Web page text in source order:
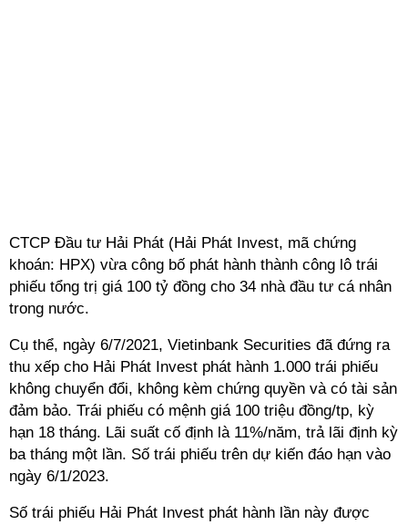
CTCP Đầu tư Hải Phát (Hải Phát Invest, mã chứng
khoán: HPX) vừa công bố phát hành thành công lô trái
phiếu tổng trị giá 100 tỷ đồng cho 34 nhà đầu tư cá nhân
trong nước.
Cụ thể, ngày 6/7/2021, Vietinbank Securities đã đứng ra
thu xếp cho Hải Phát Invest phát hành 1.000 trái phiếu
không chuyển đổi, không kèm chứng quyền và có tài sản
đảm bảo. Trái phiếu có mệnh giá 100 triệu đồng/tp, kỳ
hạn 18 tháng. Lãi suất cố định là 11%/năm, trả lãi định kỳ
ba tháng một lần. Số trái phiếu trên dự kiến đáo hạn vào
ngày 6/1/2023.
Số trái phiếu Hải Phát Invest phát hành lần này được